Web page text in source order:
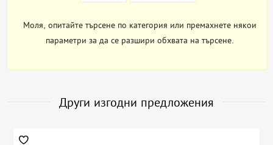
Моля, опитайте търсене по категория или премахнете някои
параметри за да се разшири обхвата на търсене.
Други изгодни предложения